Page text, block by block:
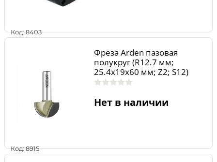
Код: 8403
Код: 8915
Фреза Arden пазовая
полукруг (R12.7 мм;
25.4x19x60 мм; Z2; S12)
203241
Нет в наличии